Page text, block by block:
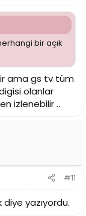
bir açık
ama gs tv tüm
olanlar
izlenebilir ..
#11
yazıyordu.